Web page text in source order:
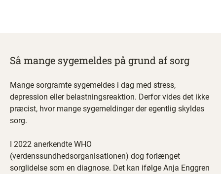
Så mange sygemeldes på grund af sorg
Mange sorgramte sygemeldes i dag med stress,
depression eller belastningsreaktion. Derfor vides det ikke
præcist, hvor mange sygemeldinger der egentlig skyldes
sorg.
I 2022 anerkendte WHO
(verdenssundhedsorganisationen) dog forlænget
sorglidelse som en diagnose. Det kan ifølge Anja Enggren